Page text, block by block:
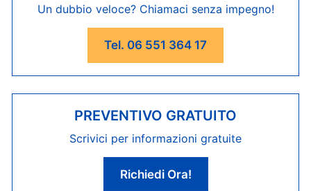
Un dubbio veloce? Chiamaci senza impegno!
Tel. 06 551 364 17
PREVENTIVO GRATUITO
Scrivici per informazioni gratuite
Richiedi Ora!